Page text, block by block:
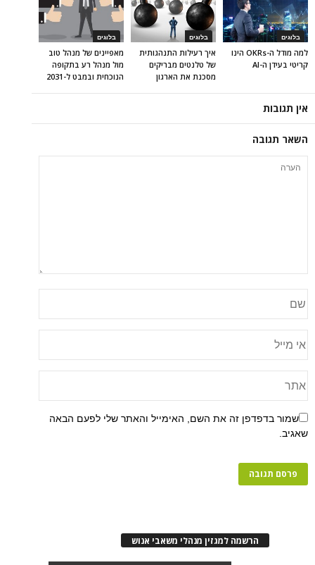
בלוגים
מאפיינים של מנהל טוב
מול מנהל רע בתקופה
הנוכחית ובמבט ל-2031
בלוגים
איך רעילות התנהגותית
של טלנטים מבריקים
מסכנת את הארגון
בלוגים
למה מודל ה-OKRs הינו
קריטי בעידן ה-AI
אין תגובות
השאר תגובה
שמור בדפדפן זה את השם, האימייל והאתר שלי לפעם הבאה
שאגיב.
הרשמה למגזין מנהלי משאבי אנוש